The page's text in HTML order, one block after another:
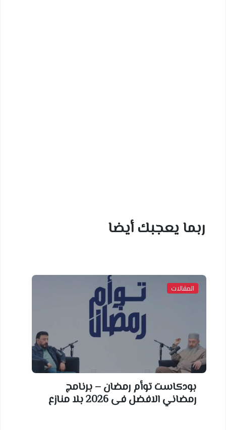
ربما يعجبك أيضا
المقالات
بودكاست توأم رمضان – برنامج
رمضاني الافضل فى 2026 بلا منازع